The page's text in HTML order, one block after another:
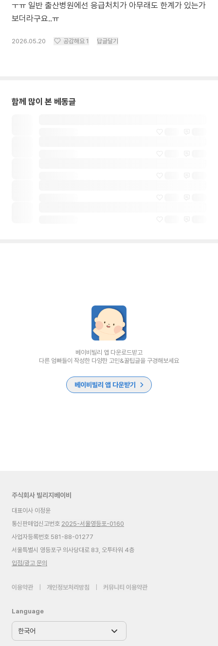
ㅜㅠ 일반 출산병원에선 응급처치가 아무래도 한계가 있는가
보더라구요..ㅠ
2026.05.20 공감해요 1 답글달기
함께 많이 본 베동글
베이비빌리 앱 다운로드받고
다른 엄빠들이 작성한 다양한 고민&꿀팁글을 구경해보세요
베이비빌리 앱 다운받기
주식회사 빌리지베이비
대표이사 이정윤
통신판매업신고번호 2025-서울영등포-0160
사업자등록번호 581-88-01277
서울특별시 영등포구 의사당대로 83, 오투타워 4층
입점/광고 문의
이용약관 개인정보처리방침 커뮤니티 이용약관
Language